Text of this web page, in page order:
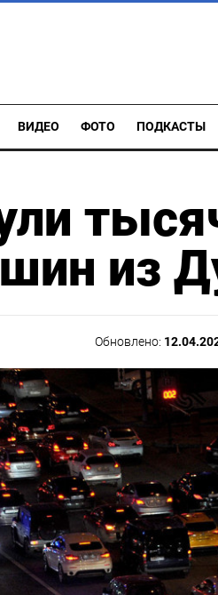
ВИДЕО ФОТО ПОДКАСТЫ
из
Обновлено: